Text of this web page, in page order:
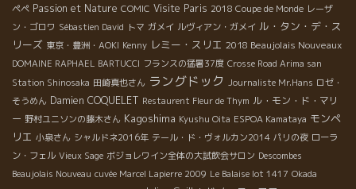
ペペ Passion et Nature COMIC Visite Paris 2018 Coupe de Monde レーザ
ン・ゴロワ Sébastien David トマ ガメイ ルヴィアン・ガメイ ル・タン・デ・ス
リーズ 東京・豊洲・AOKI Kenny レミー・スリエ 2018 Beaujolais Nouveaux
DOMAINE RAPHAEL BARTUCCI フランスの猛暑37度 Crosse Road Arima san
Station Shinosaka 田崎真也さん ラングドック Journaliste Mr.Hans ロゼ・
そうめん Damien COQUELET Restaurent Fleur de Thym ル・モン・ド・マリ
ー 野村ユニソンの藤木さん Kagoshima Kyushu Oita ESPOA Kamataya モンペ
リエ 小泉さん シャルドネ2016年 テール・ド・ヴォルカン2014 パリの夜 ローラ
ン・フェル Vieux Sage ボジョレワイン全体の大試飲会サロン Descombes
Beaujolais Nouveau cuvée Marcel Lapierre 2009 Le Balaise lot 1417 Okada